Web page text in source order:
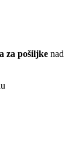
za pošiljke nad